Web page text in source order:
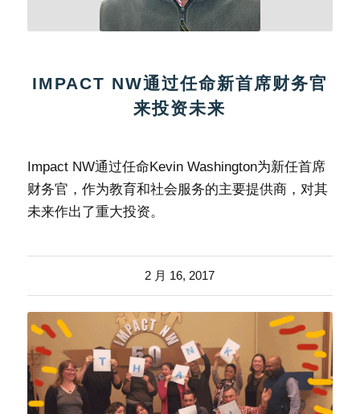
IMPACT NW通过任命新首席财务官
来投资未来
Impact NW通过任命Kevin Washington为新任首席
财务官，作为教育和社会服务的主要提供商，对其
未来作出了重大投资。
2 月 16, 2017